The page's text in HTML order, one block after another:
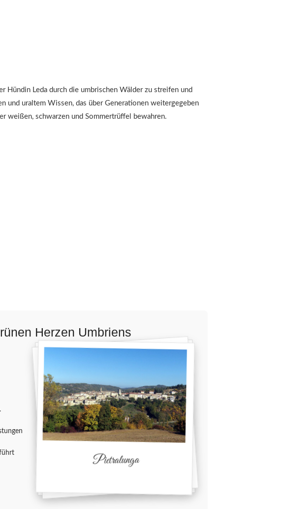
Leda durch die umbrischen Wälder zu streifen und
und uraltem Wissen, das über Generationen weitergegeben
weißen, schwarzen und Sommertrüffel bewahren.
Herzen Umbriens
Pietralunga